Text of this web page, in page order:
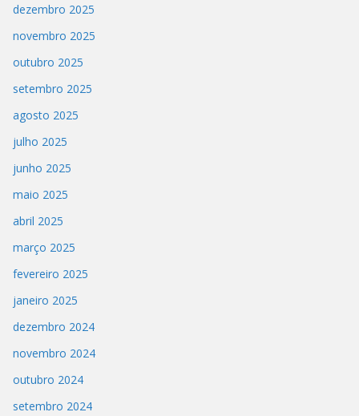
dezembro 2025
novembro 2025
outubro 2025
setembro 2025
agosto 2025
julho 2025
junho 2025
maio 2025
abril 2025
março 2025
fevereiro 2025
janeiro 2025
dezembro 2024
novembro 2024
outubro 2024
setembro 2024